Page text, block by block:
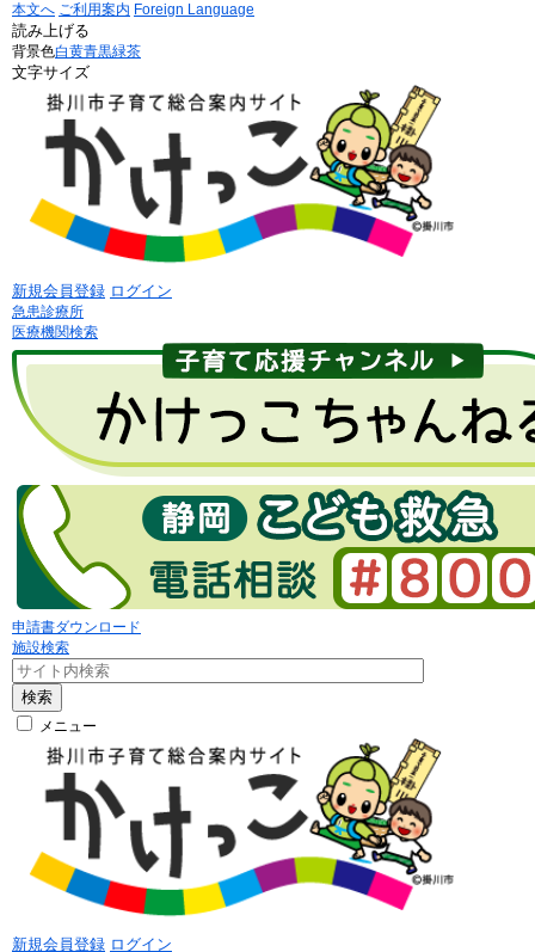
本文へ ご利用案内 Foreign Language
読み上げる
背景色白黄青黒緑茶
文字サイズ
新規会員登録 ログイン
急患診療所
医療機関検索
申請書ダウンロード
施設検索
検索
メニュー
新規会員登録 ログイン